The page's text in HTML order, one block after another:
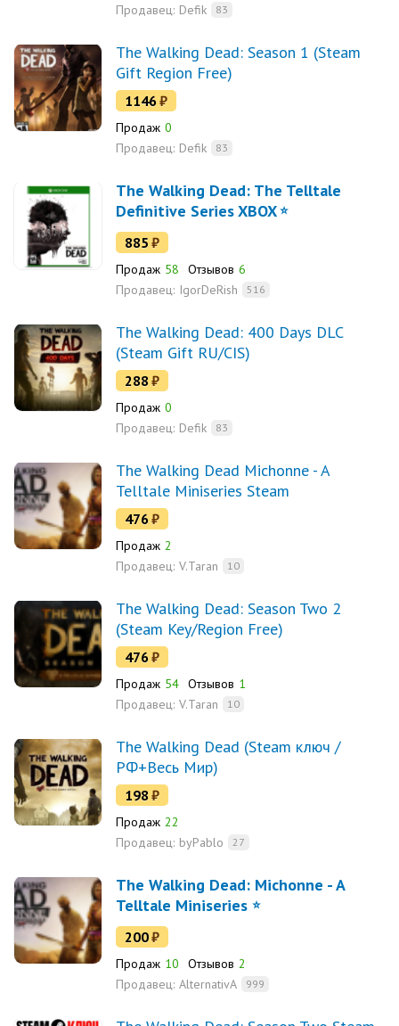
Продавец: Defik 83
The Walking Dead: Season 1 (Steam
Gift Region Free)
1146₽
Продаж 0
Продавец: Defik 83
The Walking Dead: The Telltale
Definitive Series XBOX
885 ₽
Продаж 58 Отзывов 6
Продавец: IgorDeRish 516
The Walking Dead: 400 Days DLC
(Steam Gift RU/CIS)
288 ₽
Продаж 0
Продавец: Defik 83
The Walking Dead Michonne - A
Telltale Miniseries Steam
476₽
Продаж 2
Продавец: V.Taran 10
The Walking Dead: Season Two 2
(Steam Key/Region Free)
476₽
Продаж 54 Отзывов 1
Продавец: V.Taran 10
The Walking Dead (Steam ключ /
РФ+Весь Мир)
198 ₽
Продаж 22
Продавец: byPablo 27
The Walking Dead: Michonne - A
Telltale Miniseries
200₽
Продаж 10 Отзывов 2
Продавец: AlternativA 999